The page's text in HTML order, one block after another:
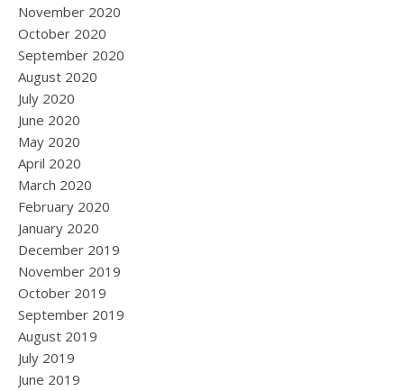
November 2020
October 2020
September 2020
August 2020
July 2020
June 2020
May 2020
April 2020
March 2020
February 2020
January 2020
December 2019
November 2019
October 2019
September 2019
August 2019
July 2019
June 2019